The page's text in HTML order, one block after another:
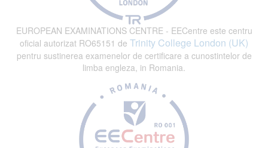
EUROPEAN EXAMINATIONS CENTRE - EECentre este centru
oficial autorizat RO65151 de Trinity College London (UK)
pentru sustinerea examenelor de certificare a cunostintelor de
limba engleza, in Romania.